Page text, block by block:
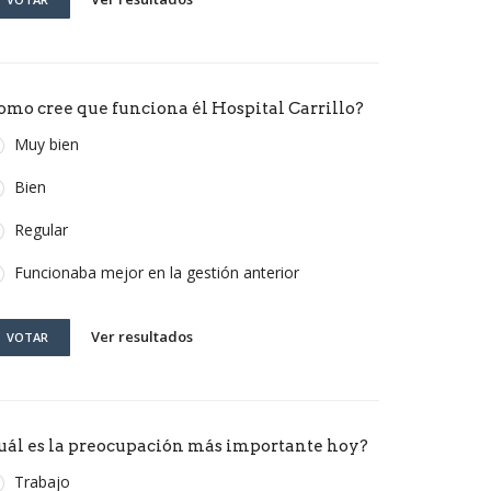
cree que funciona él Hospital Carrillo?
Muy bien
Bien
Regular
Funcionaba mejor en la gestión anterior
VOTAR Ver resultados
es la preocupación más importante hoy?
Trabajo